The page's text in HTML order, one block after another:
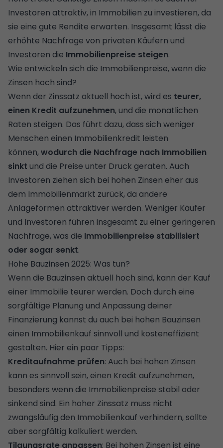
Investoren attraktiv, in Immobilien zu investieren, da
sie eine gute Rendite erwarten. Insgesamt lässt die
erhöhte Nachfrage von privaten Käufern und
Investoren die Immobilienpreise steigen.
Wie entwickeln sich die Immobilienpreise, wenn die
Zinsen hoch sind?
Wenn der Zinssatz aktuell hoch ist, wird es teurer,
einen Kredit aufzunehmen, und die monatlichen
Raten steigen. Das führt dazu, dass sich weniger
Menschen einen Immobilienkredit leisten
können,wodurch die Nachfrage nach Immobilien
sinkt und die Preise unter Druck geraten. Auch
Investoren ziehen sich bei hohen Zinsen eher aus
dem Immobilienmarkt zurück, da andere
Anlageformen attraktiver werden. Weniger Käufer
und Investoren führen insgesamt zu einer geringeren
Nachfrage, was die Immobilienpreise stabilisiert
oder sogar senkt.
Hohe Bauzinsen 2025: Was tun?
Wenn die Bauzinsen aktuell hoch sind, kann der Kauf
einer Immobilie teurer werden. Doch durch eine
sorgfältige Planung und Anpassung deiner
Finanzierung kannst du auch bei hohen Bauzinsen
einen Immobilienkauf sinnvoll und kosteneffizient
gestalten. Hier ein paar Tipps:
Kreditaufnahme prüfen: Auch bei hohen Zinsen
kann es sinnvoll sein, einen Kredit aufzunehmen,
besonders wenn die Immobilienpreise stabil oder
sinkend sind. Ein hoher Zinssatz muss nicht
zwangsläufig den Immobilienkauf verhindern, sollte
aber sorgfältig kalkuliert werden.
Tilgungsrate anpassen: Bei hohen Zinsen ist eine